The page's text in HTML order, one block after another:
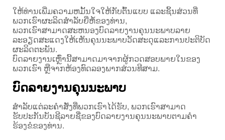
ໃຫ້ທ່ານເພີ່ມຄວາມຫມັ້ນໃຈໃຫ້ກັບຕົ້ນແບບ ແລະຊິ້ນສ່ວນທີ່
ພວກເຮົາຜະລິດສໍາລັບຍີ່ຫໍ້ຂອງທ່ານ,
ພວກເຮົາສາມາດສະຫນອງບົດລາຍງານຄຸນນະພາບລາຍ
ລະອຽດສະແດງໃຫ້ເຫັນຄຸນນະພາບວັດສະດຸແລະການປະຕິບັດ
ຜະລິດຕະພັນ.
ບົດລາຍງານເຫຼົ່ານີ້ສາມາດມາຈາກຜູ້ກວດສອບພາຍໃນຂອງ
ພວກເຮົາ ຫຼືຈາກຫ້ອງທົດລອງພາກສ່ວນທີສາມ.
ບົດລາຍງານຄຸນນະພາບ
ສໍາລັບແຕ່ລະຄໍາສັ່ງທີ່ພວກເຮົາໄດ້ຮັບ, ພວກເຮົາສາມາດ
ຮັບປະກັນບັນຊີລາຍຊື່ຂອງບົດລາຍງານຄຸນນະພາບຕາມຄໍາ
ຮ້ອງຂໍຂອງທ່ານ.